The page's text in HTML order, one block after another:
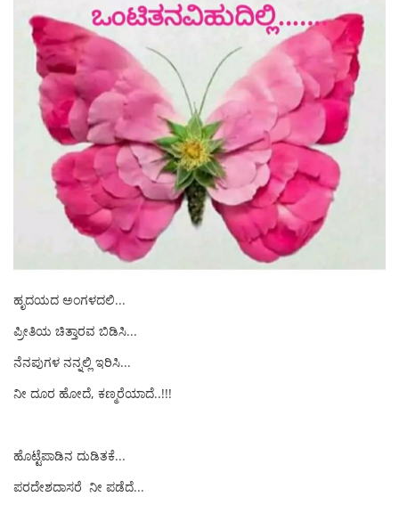
ಹೃದಯದ ಅಂಗಳದಲಿ...
ಪ್ರೀತಿಯ ಚಿತ್ತಾರವ ಬಿಡಿಸಿ...
ನೆನಪುಗಳ ನನ್ನಲ್ಲಿ ಇರಿಸಿ...
ನೀ ದೂರ ಹೋದೆ, ಕಣ್ಮರೆಯಾದೆ..!!!
ಹೊಟ್ಟೆಪಾಡಿನ ದುಡಿತಕೆ...
ಪರದೇಶದಾಸರೆ ನೀ ಪಡೆದೆ...